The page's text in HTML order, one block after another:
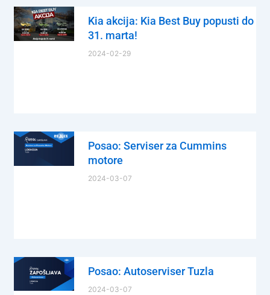
Kia akcija: Kia Best Buy popusti do
31. marta!
2024-02-29
Posao: Serviser za Cummins
motore
2024-03-07
Posao: Autoserviser Tuzla
2024-03-07